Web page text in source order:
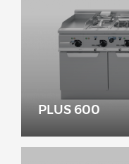
PLUS 600